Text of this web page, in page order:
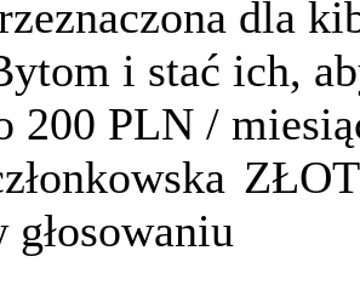
dla
i stać ich,
200 PLN /
głosowaniu